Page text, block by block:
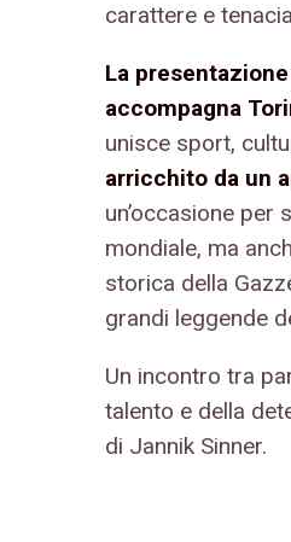
carattere e
La
accompagna
unisce sport,
arricchito da un
un’occasione
mondiale, ma
storica della
grandi leggende
Un incontro tra
talento e della
di Jannik Sinner.